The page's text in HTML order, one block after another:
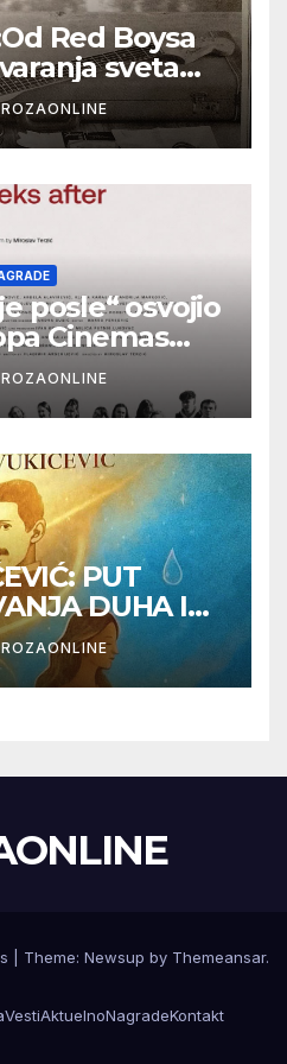
Red Boysa
sveta
pošteno)
Sremca,
posle“ osvojio
Cinemas
festivalu
PUT
DUHA I
Theme: Newsup by Themeansar.
VestiAktuelnoNagradeKontakt